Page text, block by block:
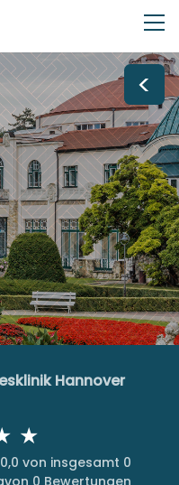
<
Hannover
von insgesamt 0
0 Bewertungen